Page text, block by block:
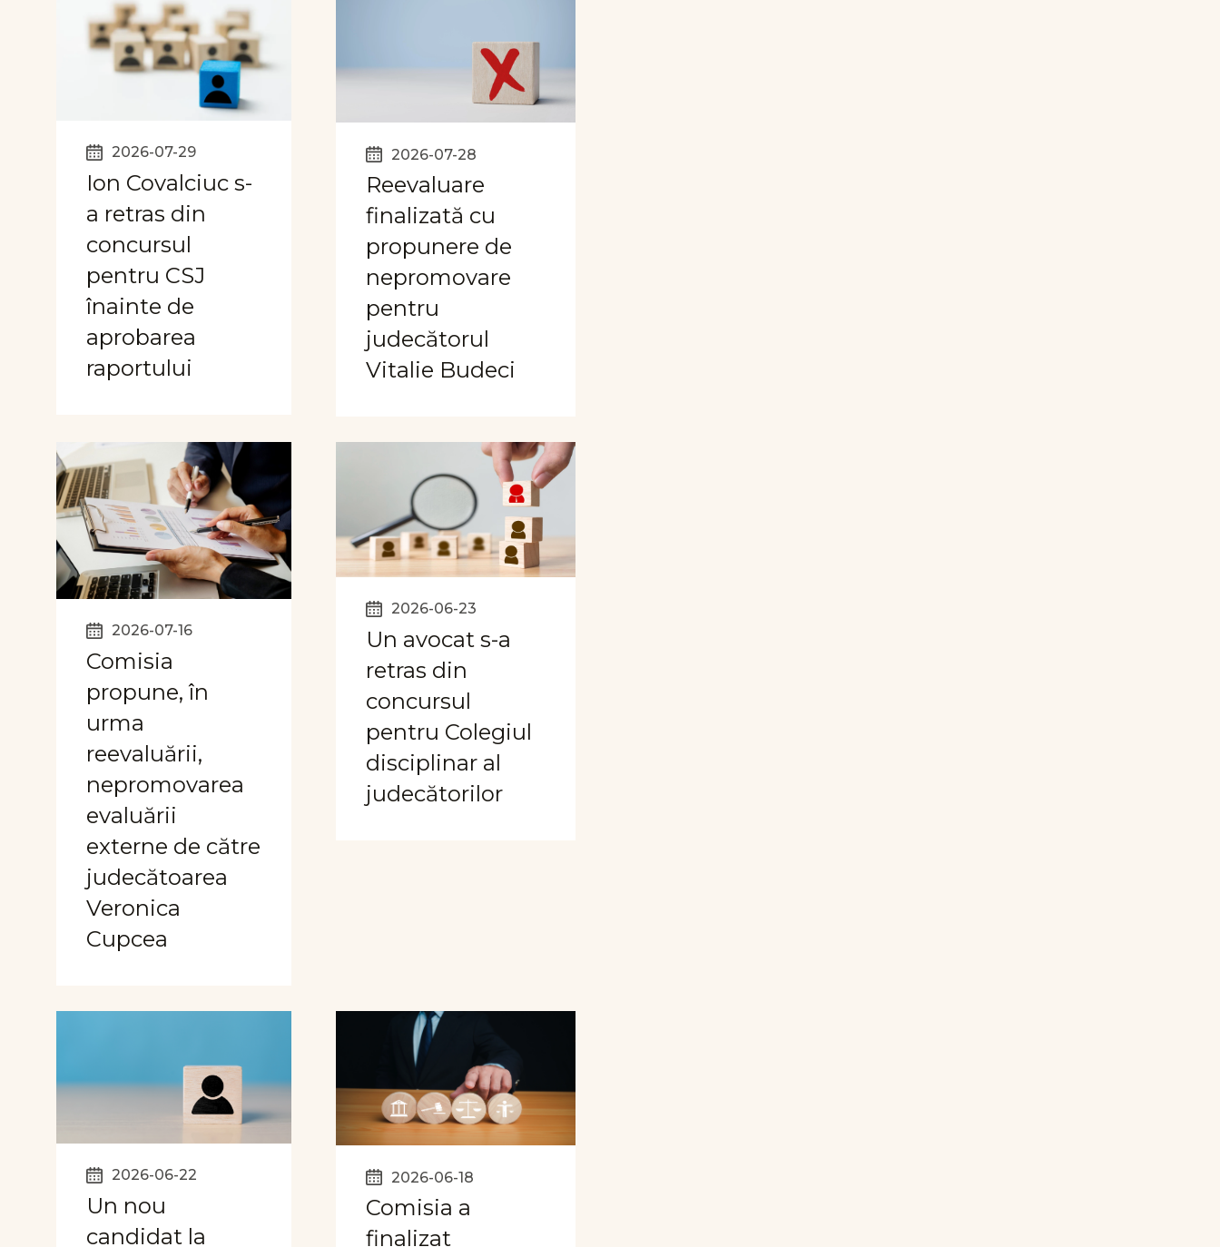
2026-07-29
Ion Covalciuc s-
a retras din
concursul
pentru CSJ
înainte de
aprobarea
raportului
2026-07-28
Reevaluare
finalizată cu
propunere de
nepromovare
pentru
judecătorul
Vitalie Budeci
2026-07-16
Comisia
propune, în
urma
reevaluării,
nepromovarea
evaluării
externe de către
judecătoarea
Veronica
Cupcea
2026-06-23
Un avocat s-a
retras din
concursul
pentru Colegiul
disciplinar al
judecătorilor
2026-06-22
Un nou
candidat la
2026-06-18
Comisia a
finalizat